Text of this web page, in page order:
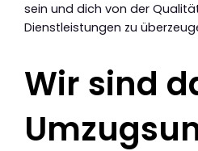
sein und dich von der
Dienstleistungen zu
Wir sind